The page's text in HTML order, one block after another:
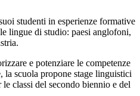
studenti in esperienze formative
lingue di studio: paesi anglofoni,
e potenziare le competenze
la scuola propone stage linguistici
classi del secondo biennio e del